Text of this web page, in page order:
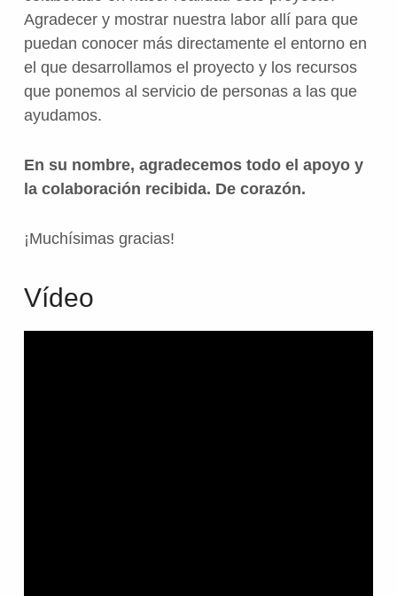
Agradecer y mostrar nuestra labor allí para que
puedan conocer más directamente el entorno en
el que desarrollamos el proyecto y los recursos
que ponemos al servicio de personas a las que
ayudamos.
En su nombre, agradecemos todo el apoyo y
la colaboración recibida. De corazón.
¡Muchísimas gracias!
Vídeo